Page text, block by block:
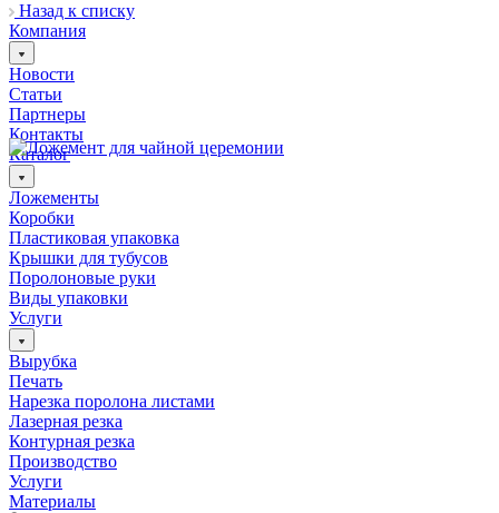
Назад к списку
Компания
Новости
Статьи
Партнеры
Контакты
Каталог
Ложементы
Коробки
Пластиковая упаковка
Крышки для тубусов
Поролоновые руки
Виды упаковки
Услуги
Вырубка
Печать
Нарезка поролона листами
Лазерная резка
Контурная резка
Производство
Услуги
Материалы